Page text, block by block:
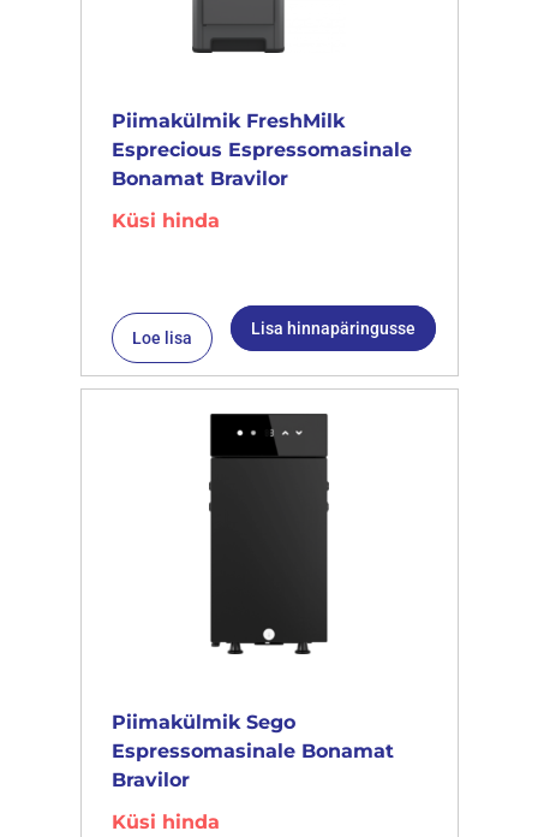
Piimakülmik FreshMilk
Esprecious Espressomasinale
Bonamat Bravilor
Küsi hinda
Loe lisa Lisa hinnapäringusse
Piimakülmik Sego
Espressomasinale Bonamat
Bravilor
Küsi hinda